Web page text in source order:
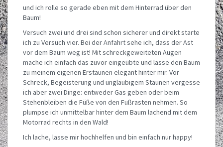
und ich rolle so gerade eben mit dem Hinterrad über den
Baum!
Versuch zwei und drei sind schon sicherer und direkt starte
ich zu Versuch vier. Bei der Anfahrt sehe ich, dass der Ast
vor dem Baum weg ist! Mit schreckgeweiteten Augen
mache ich einfach das zuvor eingeübte und lasse den Baum
zu meinem eigenen Erstaunen elegant hinter mir. Vor
Schreck, Begeisterung und ungläubigem Staunen vergesse
ich aber zwei Dinge: entweder Gas geben oder beim
Stehenbleiben die Füße von den Fußrasten nehmen. So
plumpse ich unmittelbar hinter dem Baum lachend mit dem
Motorrad rechts in den Wald!
Ich lache, lasse mir hochhelfen und bin einfach nur happy!